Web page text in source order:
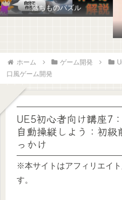
落ちものパズル
ホーム ゲーム開発
口風ゲーム開発
UE5初心者向け講座7
自動操縦しよう：初
っかけ
※本サイトはアフィリエイ
す。